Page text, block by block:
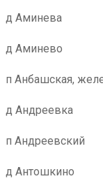
д Аминева
д Аминево
п Анбашская,
д Андреевка
п Андреевский
д Антошкино